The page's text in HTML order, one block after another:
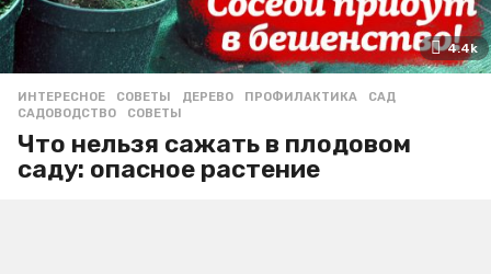
4.4k
ИНТЕРЕСНОЕ ,СОВЕТЫ ДЕРЕВО ,ПРОФИЛАКТИКА ,САД
САДОВОДСТВО
,СОВЕТЫ
Что нельзя сажать в плодовом
саду: опасное растение